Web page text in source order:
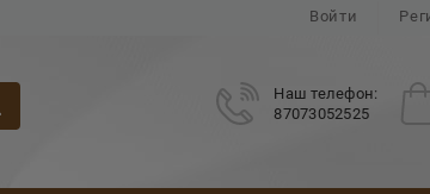
Войти
Наш телефон:
87073052525